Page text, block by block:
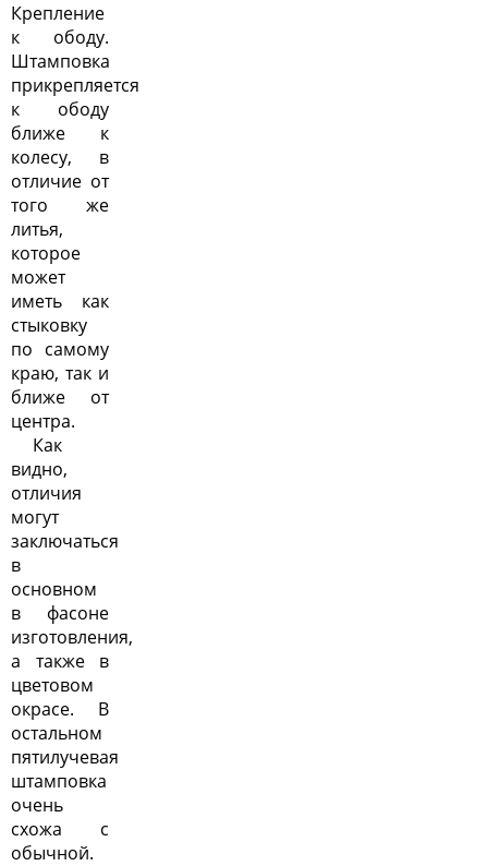
Крепление
к ободу.
Штамповка
прикрепляется
к ободу
ближе к
колесу, в
отличие от
того же
литья,
которое
может
иметь как
стыковку
по самому
краю, так и
ближе от
центра.
Как
видно,
отличия
могут
заключаться
в
основном
в фасоне
изготовления,
а также в
цветовом
окрасе. В
остальном
пятилучевая
штамповка
очень
схожа с
обычной.